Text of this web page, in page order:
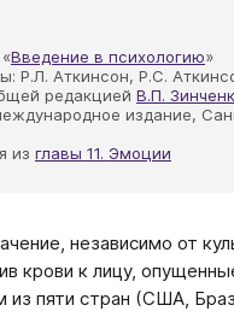
Введение в психологию»
Р.Л. Аткинсон, Р.С.
редакцией В.П.
издание,
из главы 11. Эмоции
независимо от
крови к лицу,
пяти стран (США,